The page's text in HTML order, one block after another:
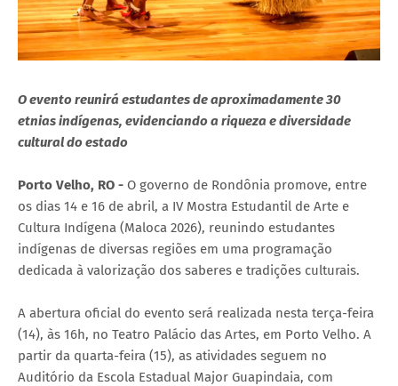
O evento reunirá estudantes de aproximadamente 30
etnias indígenas, evidenciando a riqueza e diversidade
cultural do estado
Porto Velho, RO - O governo de Rondônia promove, entre
os dias 14 e 16 de abril, a IV Mostra Estudantil de Arte e
Cultura Indígena (Maloca 2026), reunindo estudantes
indígenas de diversas regiões em uma programação
dedicada à valorização dos saberes e tradições culturais.
A abertura oficial do evento será realizada nesta terça-feira
(14), às 16h, no Teatro Palácio das Artes, em Porto Velho. A
partir da quarta-feira (15), as atividades seguem no
Auditório da Escola Estadual Major Guapindaia, com